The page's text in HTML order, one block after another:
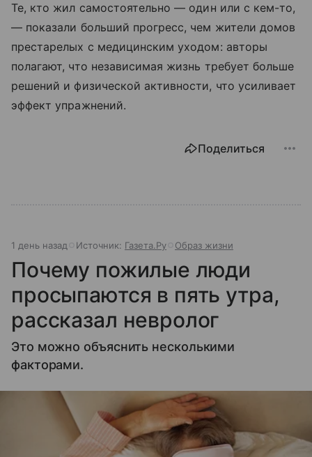
Те, кто жил самостоятельно — один или с кем-то,
— показали больший прогресс, чем жители домов
престарелых с медицинским уходом: авторы
полагают, что независимая жизнь требует больше
решений и физической активности, что усиливает
эффект упражнений.
Поделиться
1 день назад Источник: Газета.Ру Образ жизни
Почему пожилые люди
просыпаются в пять утра,
рассказал невролог
Это можно объяснить несколькими
факторами.